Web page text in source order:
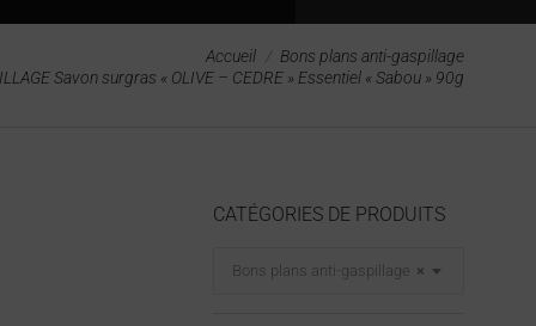
Accueil
Bons plans anti-gaspillage
Savon surgras « OLIVE – CEDRE » Essentiel « Sabou » 90g
CATÉGORIES DE PRODUITS
×
Bons plans anti-gaspillage